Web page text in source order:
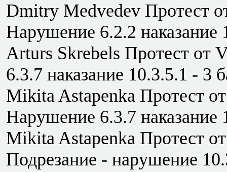
Dmitry Medvedev Протест
Нарушение 6.2.2 наказание
Arturs Skrebels Протест от
6.3.7 наказание 10.3.5.1 - 3
Mikita Astapenka Протест
Нарушение 6.3.7 наказание
Mikita Astapenka Протест
Подрезание - нарушение